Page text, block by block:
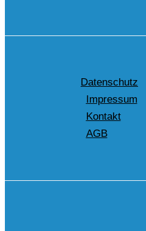
Datenschutz
Impressum
Kontakt
AGB